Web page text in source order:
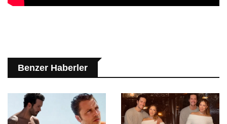
Benzer Haberler